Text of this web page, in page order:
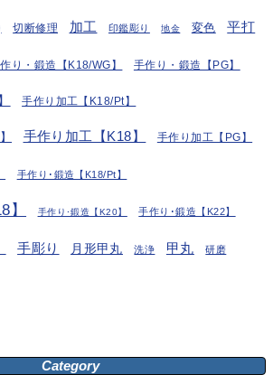
切断修理 加工 印鑑彫り 地金 変色 平打
り・鍛造【K18/WG】 手作り・鍛造【PG】
手作り加工【K18/Pt】
手作り加工【K18】 手作り加工【PG】
手作り･鍛造【K18/Pt】
】 手作り･鍛造【K20】 手作り･鍛造【K22】
手彫り 月形甲丸 洗浄 甲丸 研磨
Category